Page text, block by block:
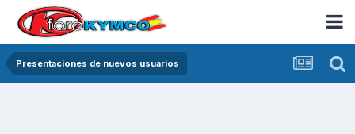
Presentaciones de nuevos usuarios